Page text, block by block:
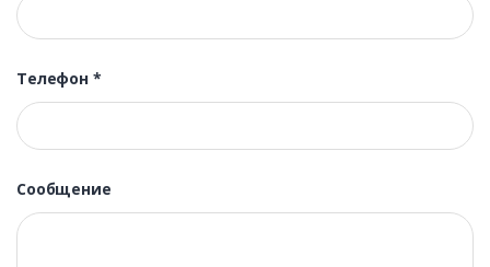
Телефон *
Сообщение